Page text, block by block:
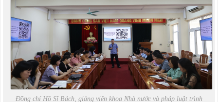
Đồng chí Hồ Sĩ Bách, giảng viên khoa Nhà nước và pháp luật trình